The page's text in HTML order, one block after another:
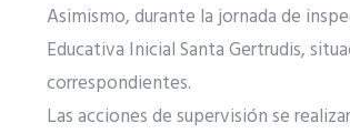
Asimismo, durante la jornada de
Educativa Inicial Santa Gertrudis,
correspondientes.
Las acciones de supervisión se